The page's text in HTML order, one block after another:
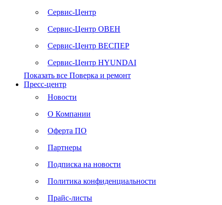
Сервис-Центр
Сервис-Центр ОВЕН
Сервис-Центр ВЕСПЕР
Сервис-Центр HYUNDAI
Показать все Поверка и ремонт
Пресс-центр
Новости
О Компании
Оферта ПО
Партнеры
Подписка на новости
Политика конфиденциальности
Прайс-листы